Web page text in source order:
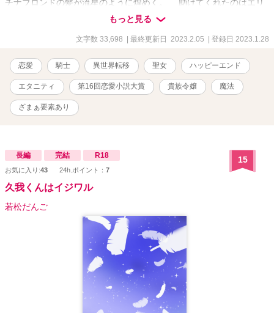
チナブロンドの髪が流星のように煌めく。 助けてくれたのはエリ
アスという名の甘いマスクのイケメンで。彼はどうやら竜と共に街
を守る竜騎士のようで。 エリアスに連れられ街へ行くと馬車に轢
かれて重体の少女を目撃する。その子を助けたいと願っていきなり
すとなぜか春香は黒の聖女と呼ばれていた。 これは突然異世界へ
と迷い込んだアラサー女子が権力者達に気に入られたり、治療院で
患者を治したり、お料理をして喜ばれたり、見た目王子様な癖して
初心な竜騎士と恋愛したりするお話です。
もっと見る
文字数 33,698 | 最終更新日 2023.2.05 | 登録日 2023.1.28
恋愛 騎士 異世界転移 聖女 ハッピーエンド
エタニティ 第16回恋愛小説大賞 貴族令嬢 魔法
ざまぁ要素あり
長編 完結 R18
お気に入り:43 24h.ポイント： 7
15
久我くんはイジワル
若松だんご